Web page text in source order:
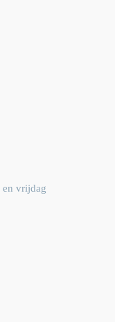
en vrijdag